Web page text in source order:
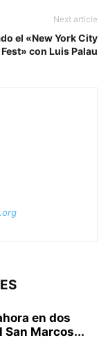
Next article
el «New York City
Fest» con Luis Palau
en dos
San Marcos...